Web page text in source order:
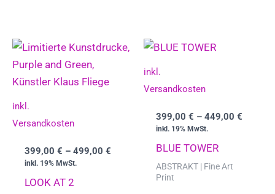
inkl.
Versandkosten
399,00€ –499,00€
inkl. 19% MwSt.
LOOK AT 2
inkl.
Versandkosten
399,00€ –449,00€
inkl. 19% MwSt.
BLUE TOWER
ABSTRAKT | Fine Art
Print